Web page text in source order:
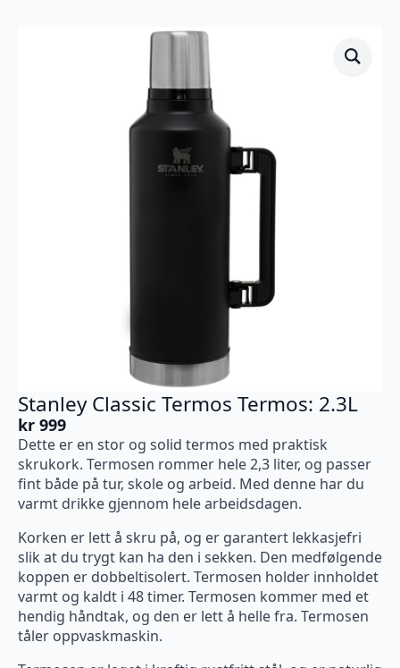
Stanley Classic Termos Termos: 2.3L
kr 999
Dette er en stor og solid termos med praktisk
skrukork. Termosen rommer hele 2,3 liter, og passer
fint både på tur, skole og arbeid. Med denne har du
varmt drikke gjennom hele arbeidsdagen.
Korken er lett å skru på, og er garantert lekkasjefri
slik at du trygt kan ha den i sekken. Den medfølgende
koppen er dobbeltisolert. Termosen holder innholdet
varmt og kaldt i 48 timer. Termosen kommer med et
hendig håndtak, og den er lett å helle fra. Termosen
tåler oppvaskmaskin.